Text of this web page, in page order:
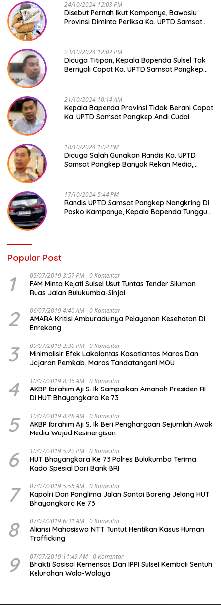
24/10/2024 12:03 PM
Disebut Pernah Ikut Kampanye, Bawaslu
Provinsi Diminta Periksa Ka. UPTD Samsat
23/10/2024 12:02 PM
Diduga Titipan, Kepala Bapenda Sulsel Tak
Bernyali Copot Ka. UPTD Samsat Pangkep
21/10/2024 10:14 AM
Kepala Bapenda Provinsi Tidak Berani Copot
Ka. UPTD Samsat Pangkep Andi Cudai
18/10/2024 1:04 PM
Diduga Salah Gunakan Randis Ka. UPTD
Samsat Pangkep Banyak Rekan Media,
17/10/2024 5:44 PM
Randis UPTD Samsat Pangkep Nangkring Di
Posko Kampanye, Kepala Bapenda Tunggu
Popular Post
1 05/07/2019 3:57 PM 0 Komentar
FAM Minta Kejati Sulsel Usut Tuntas Tender Siluman
Ruas Jalan Bulukumba-Sinjai
2 06/07/2019 4:40 AM 0 Komentar
AMARA Kritisi Amburadulnya Pelayanan Kesehatan Di
Enrekang
3 09/07/2019 2:30 PM 0 Komentar
Minimalisir Efek Lakalantas Kasatlantas Maros Dan
Jajaran Pemkab. Maros Tandatangani MOU
4 10/07/2019 8:36 AM 0 Komentar
AKBP Ibrahim Aji S. Ik Sampaikan Amanah Presiden RI
Di HUT Bhayangkara Ke 73
5 10/07/2019 8:48 AM 0 Komentar
AKBP Ibrahim Aji S. Ik Beri Penghargaan Sejumlah Awak
Media Wujud Kesinergisan
6 10/07/2019 5:22 PM 0 Komentar
HUT Bhayangkara Ke 73 Polres Bulukumba Terima
Kado Spesial Dari Bank BRI
7 07/07/2019 5:55 AM 0 Komentar
Kapolri Dan Panglima Jalan Santai Bareng Jelang HUT
Bhayangkara Ke 73
8 07/07/2019 6:31 AM 0 Komentar
Aliansi Mahasiswa NTT Tuntut Hentikan Kasus Human
Trafficking
9 07/07/2019 11:49 AM 0 Komentar
Bhakti Sosisal Kemensos Dan IPPI Sulsel Kembali Sentuh
Kelurahan Wala-Walaya